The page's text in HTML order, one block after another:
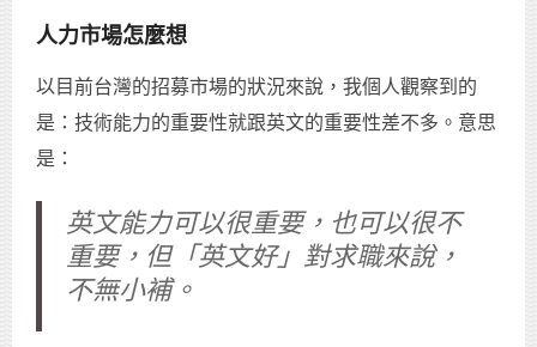
人力市場怎麼想
以目前台灣的招募市場的狀況來說，我個人觀察到的
是：技術能力的重要性就跟英文的重要性差不多。意思
是：
英文能力可以很重要，也可以很不
重要，但「英文好」對求職來說，
不無小補。